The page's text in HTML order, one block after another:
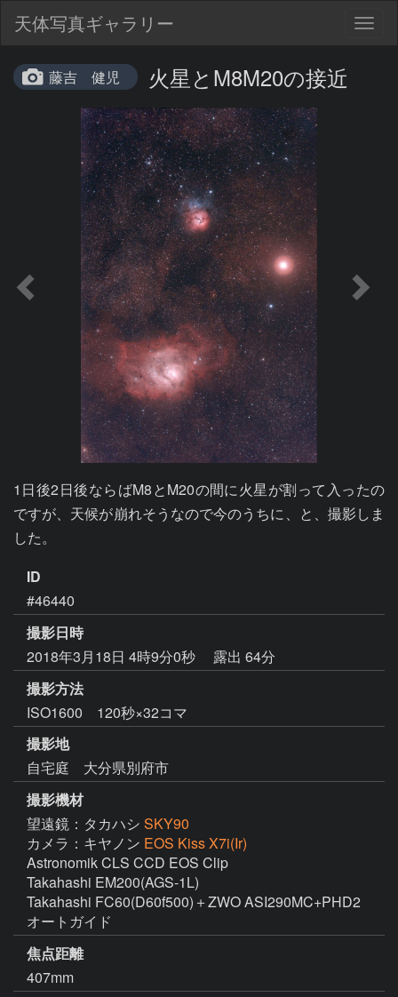
天体写真ギャラリー
藤吉 健児 火星とM8M20の接近
1日後2日後ならばM8とM20の間に火星が割って入ったの
ですが、天候が崩れそうなので今のうちに、と、撮影しま
した。
ID
#46440
撮影日時
2018年3月18日 4時9分0秒
露出 64分
撮影方法
ISO1600 120秒×32コマ
撮影地
自宅庭 大分県別府市
撮影機材
望遠鏡：タカハシ SKY90
カメラ：キヤノン EOS Kiss X7i(Ir)
Astronomik CLS CCD EOS Clip
Takahashi EM200(AGS-1L)
Takahashi FC60(D60f500)＋ZWO ASI290MC+PHD2
オートガイド
焦点距離
407mm